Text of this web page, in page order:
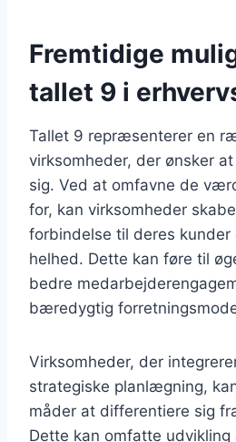
Fremtidige
tallet 9 i
Tallet 9 repræsenterer en
virksomheder, der ønsker
sig. Ved at omfavne de
for, kan virksomheder
forbindelse til deres kunder
helhed. Dette kan føre til
bedre
bæredygtig
Virksomheder, der
strategiske planlægning,
måder at differentiere sig
Dette kan omfatte udvikling